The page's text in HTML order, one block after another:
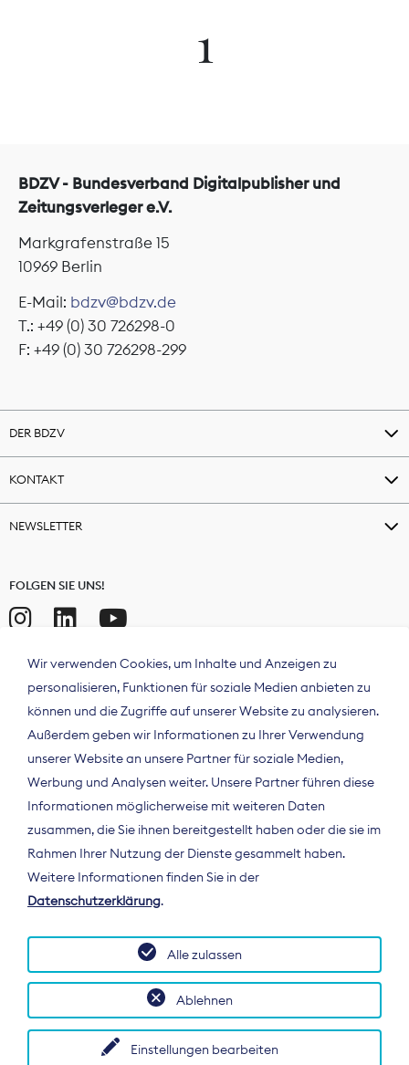
1
BDZV - Bundesverband Digitalpublisher und
Zeitungsverleger e.V.
Markgrafenstraße 15
10969 Berlin
E-Mail: bdzv@bdzv.de
T.: +49 (0) 30 726298-0
F: +49 (0) 30 726298-299
DER BDZV
KONTAKT
NEWSLETTER
FOLGEN SIE UNS!
Der Bundesverband Digitalpublisher und
Zeitungsverleger (BDZV) vertritt als
Spitzenorganisation die Interessen der
Deutschland und auf EU-Ebene.
Wir verwenden Cookies, um Inhalte und Anzeigen zu
personalisieren, Funktionen für soziale Medien anbieten zu
können und die Zugriffe auf unserer Website zu analysieren.
Außerdem geben wir Informationen zu Ihrer Verwendung
unserer Website an unsere Partner für soziale Medien,
Werbung und Analysen weiter. Unsere Partner führen diese
Informationen möglicherweise mit weiteren Daten
zusammen, die Sie ihnen bereitgestellt haben oder die sie im
Rahmen Ihrer Nutzung der Dienste gesammelt haben.
Weitere Informationen finden Sie in der
Datenschutzerklärung.
Einstellungen bearbeiten
Ablehnen
Alle zulassen